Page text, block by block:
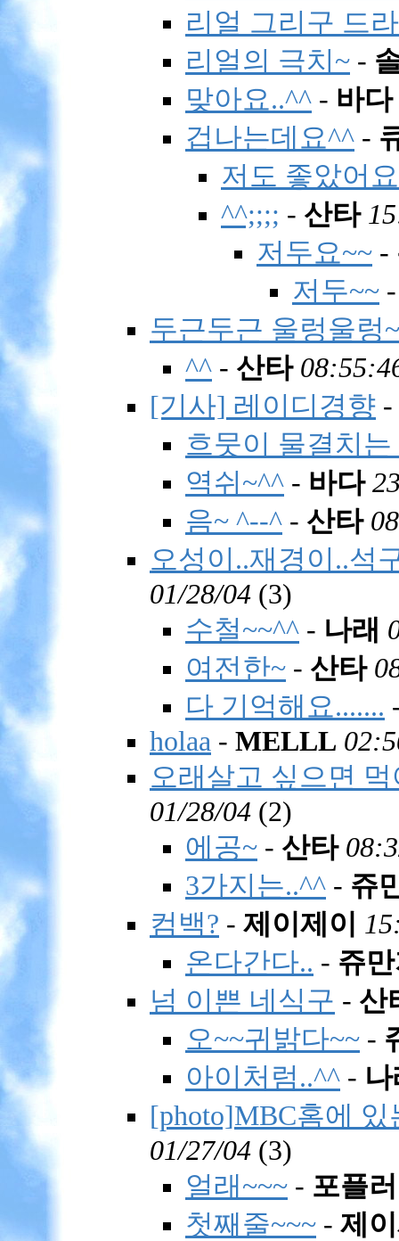
리얼 그리구 드
리얼의 극치~ -
맞아요..^^ - 바다
겁나는데요^^ -
저도 좋았어
^^;;;; - 산타
저두요~~ -
저두~~
두근두근 울렁울렁
^^ - 산타
[기사] 레이디경향 -
흐뭇이 물결치
역쉬~^^ - 바다
음~ ^--^ - 산타
오성이..재경이..석
01/28/04 (3)
수철~~^^ - 나래
여전한~ - 산타
다 기억해요.......
holaa - MELLL
오래살고 싶으면
01/28/04 (2)
에공~ - 산타
3가지는..^^ - 쥬
컴백? - 제이제이
온다간다.. - 쥬
넘 이쁜 네식구 - 산
오~~귀밝다~~ -
아이처럼..^^ -
[photo]MBC홈에
01/27/04 (3)
얼래~~~ - 포플러
첫째줄~~~ - 제